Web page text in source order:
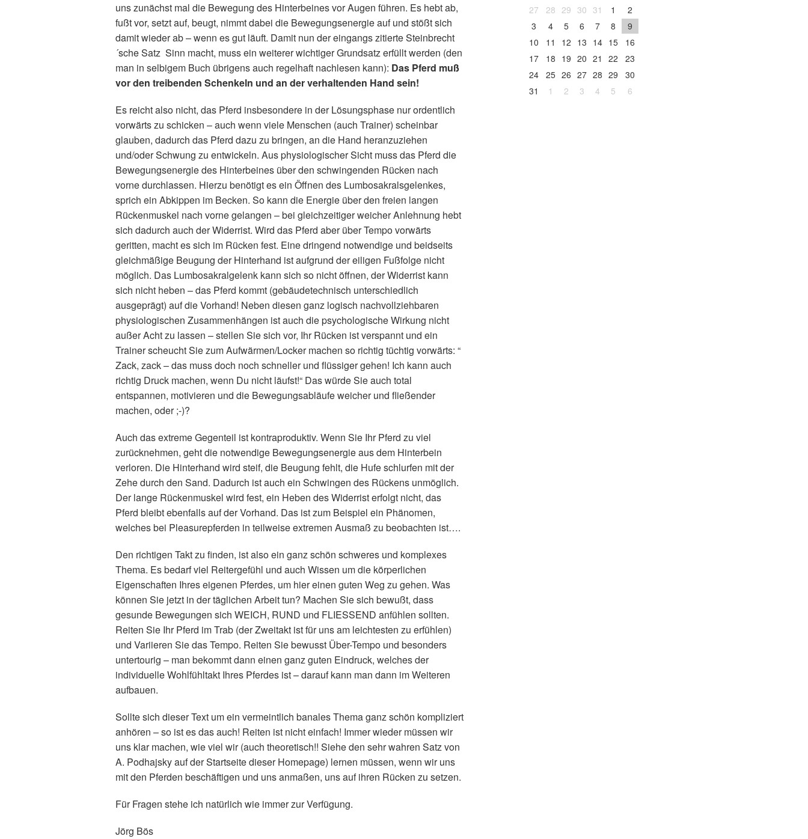
uns zunächst mal die Bewegung des Hinterbeines vor Augen führen. Es hebt ab,
fußt vor, setzt auf, beugt, nimmt dabei die Bewegungsenergie auf und stößt sich
damit wieder ab – wenn es gut läuft. Damit nun der eingangs zitierte Steinbrecht
´sche Satz Sinn macht, muss ein weiterer wichtiger Grundsatz erfüllt werden (den
man in selbigem Buch übrigens auch regelhaft nachlesen kann): Das Pferd muß
vor den treibenden Schenkeln und an der verhaltenden Hand sein!
Es reicht also nicht, das Pferd insbesondere in der Lösungsphase nur ordentlich
vorwärts zu schicken – auch wenn viele Menschen (auch Trainer) scheinbar
glauben, dadurch das Pferd dazu zu bringen, an die Hand heranzuziehen
und/oder Schwung zu entwickeln. Aus physiologischer Sicht muss das Pferd die
Bewegungsenergie des Hinterbeines über den schwingenden Rücken nach
vorne durchlassen. Hierzu benötigt es ein Öffnen des Lumbosakralsgelenkes,
sprich ein Abkippen im Becken. So kann die Energie über den freien langen
Rückenmuskel nach vorne gelangen – bei gleichzeitiger weicher Anlehnung hebt
sich dadurch auch der Widerrist. Wird das Pferd aber über Tempo vorwärts
geritten, macht es sich im Rücken fest. Eine dringend notwendige und beidseits
gleichmäßige Beugung der Hinterhand ist aufgrund der eiligen Fußfolge nicht
möglich. Das Lumbosakralgelenk kann sich so nicht öffnen, der Widerrist kann
sich nicht heben – das Pferd kommt (gebäudetechnisch unterschiedlich
ausgeprägt) auf die Vorhand! Neben diesen ganz logisch nachvollziehbaren
physiologischen Zusammenhängen ist auch die psychologische Wirkung nicht
außer Acht zu lassen – stellen Sie sich vor, Ihr Rücken ist verspannt und ein
Trainer scheucht Sie zum Aufwärmen/Locker machen so richtig tüchtig vorwärts: “
Zack, zack – das muss doch noch schneller und flüssiger gehen! Ich kann auch
richtig Druck machen, wenn Du nicht läufst!“ Das würde Sie auch total
entspannen, motivieren und die Bewegungsabläufe weicher und fließender
machen, oder ;-)?
Auch das extreme Gegenteil ist kontraproduktiv. Wenn Sie Ihr Pferd zu viel
zurücknehmen, geht die notwendige Bewegungsenergie aus dem Hinterbein
verloren. Die Hinterhand wird steif, die Beugung fehlt, die Hufe schlurfen mit der
Zehe durch den Sand. Dadurch ist auch ein Schwingen des Rückens unmöglich.
Der lange Rückenmuskel wird fest, ein Heben des Widerrist erfolgt nicht, das
Pferd bleibt ebenfalls auf der Vorhand. Das ist zum Beispiel ein Phänomen,
welches bei Pleasurepferden in teilweise extremen Ausmaß zu beobachten ist….
Den richtigen Takt zu finden, ist also ein ganz schön schweres und komplexes
Thema. Es bedarf viel Reitergefühl und auch Wissen um die körperlichen
Eigenschaften Ihres eigenen Pferdes, um hier einen guten Weg zu gehen. Was
können Sie jetzt in der täglichen Arbeit tun? Machen Sie sich bewußt, dass
gesunde Bewegungen sich WEICH, RUND und FLIESSEND anfühlen sollten.
Reiten Sie Ihr Pferd im Trab (der Zweitakt ist für uns am leichtesten zu erfühlen)
und Variieren Sie das Tempo. Reiten Sie bewusst Über-Tempo und besonders
untertourig – man bekommt dann einen ganz guten Eindruck, welches der
individuelle Wohlfühltakt Ihres Pferdes ist – darauf kann man dann im Weiteren
aufbauen.
Sollte sich dieser Text um ein vermeintlich banales Thema ganz schön kompliziert
anhören – so ist es das auch! Reiten ist nicht einfach! Immer wieder müssen wir
uns klar machen, wie viel wir (auch theoretisch!! Siehe den sehr wahren Satz von
A. Podhajsky auf der Startseite dieser Homepage) lernen müssen, wenn wir uns
mit den Pferden beschäftigen und uns anmaßen, uns auf ihren Rücken zu setzen.
Für Fragen stehe ich natürlich wie immer zur Verfügung.
Jörg Bös
27
28 29 30 31 1
2
3
4 5 6 7 8
9
10
11 12 13 14 15
16
17
18 19 20 21 22
23
24 25 26 27 28 29
30
31
1 2 3 4 5 6